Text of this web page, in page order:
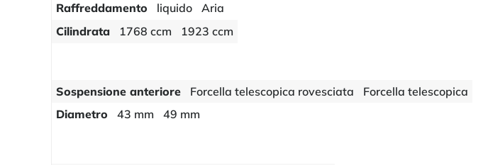
Raffreddamento
liquido
Aria
Cilindrata
1768 ccm 1923 ccm
Sospensione anteriore
Forcella telescopica rovesciata
Forcella telescopica
Diametro
43 mm 49 mm